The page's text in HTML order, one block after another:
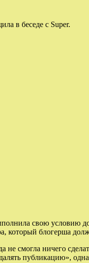
в беседе с Super.
свою условию
который блогерша
не смогла ничего
публикацию»,